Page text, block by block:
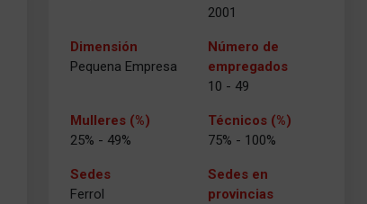
2001
Dimensión
Pequena Empresa
Número de
empregados
10 - 49
Mulleres (%)
25% - 49%
Técnicos (%)
75% - 100%
Sedes
Ferrol
Sedes en
provincias